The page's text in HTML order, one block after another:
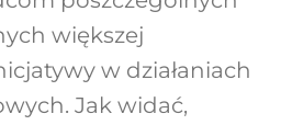
większej
w działaniach
Jak widać,